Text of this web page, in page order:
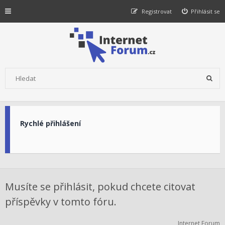
Přihlásit se
Registrovat
Rychlé přihlášení
Musíte se přihlásit, pokud chcete citovat
příspěvky v tomto fóru.